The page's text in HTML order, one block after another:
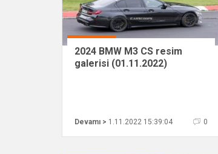
2024 BMW M3 CS resim
galerisi (01.11.2022)
Devamı > 1.11.2022 15:39:04 0